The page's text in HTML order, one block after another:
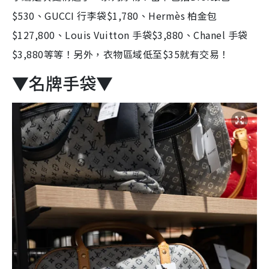
$530 、GUCCI 行李袋$1,780、 Hermès 柏金包
$127,800、 Louis Vuitton 手袋$3,880、Chanel 手袋
$3,880等等！另外，衣物區域低至$35就有交易！
▼名牌手袋▼